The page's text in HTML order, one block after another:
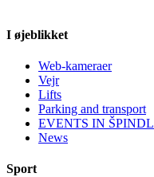
I øjeblikket
Web-kameraer
Vejr
Lifts
Parking and transport
EVENTS IN ŠPINDL
News
Sport